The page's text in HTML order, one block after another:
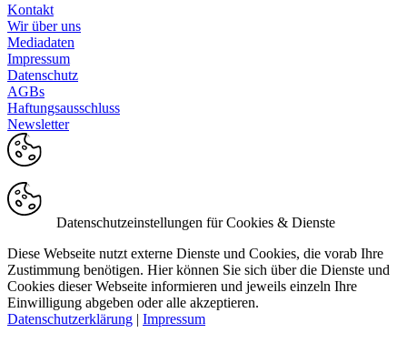
Kontakt
Wir über uns
Mediadaten
Impressum
Datenschutz
AGBs
Haftungsausschluss
Newsletter
Datenschutzeinstellungen für Cookies & Dienste
Diese Webseite nutzt externe Dienste und Cookies, die vorab Ihre
Zustimmung benötigen. Hier können Sie sich über die Dienste und
Cookies dieser Webseite informieren und jeweils einzeln Ihre
Einwilligung abgeben oder alle akzeptieren.
Datenschutzerklärung | Impressum